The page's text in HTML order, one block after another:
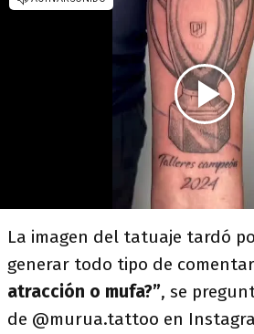
La imagen del tatuaje tardó
generar todo tipo de
atracción o mufa?”, se
de @murua.tattoo en